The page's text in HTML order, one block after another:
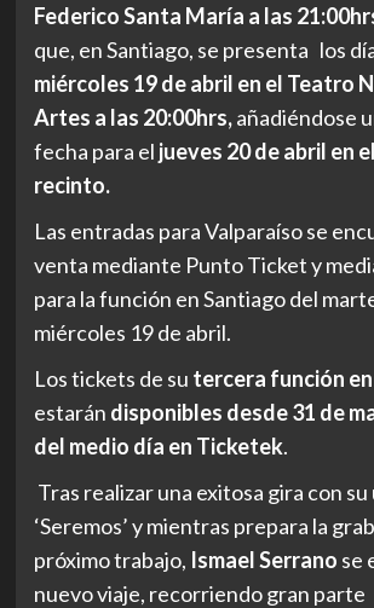
Federico Santa María a las
que, en Santiago, se presenta los
miércoles 19 de abril en el Teatro
Artes a las 20:00hrs,añadiéndose
fecha para el jueves 20 de abril en
recinto.
Las entradas para Valparaíso se
venta mediante Punto Ticket y
para la función en Santiago del
miércoles 19 de abril.
Los tickets de su tercera función
estarán disponibles desde 31 de
del medio día en Ticketek.
Tras realizar una exitosa gira con
‘Seremos’ y mientras prepara la
próximo trabajo, Ismael Serrano se
nuevo viaje, recorriendo gran parte